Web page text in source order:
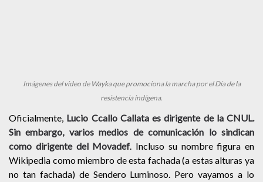
Imágenes del video de Wayka que promociona la marcha por el Día de la
resistencia indígena.
Oficialmente, Lucio Ccallo Callata es dirigente de la CNUL.
Sin embargo, varios medios de comunicación lo sindican
como dirigente del Movadef. Incluso su nombre figura en
Wikipedia como miembro de esta fachada (a estas alturas ya
no tan fachada) de Sendero Luminoso. Pero vayamos a lo